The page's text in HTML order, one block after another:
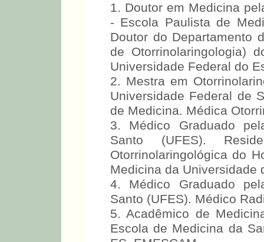
1. Doutor em Medicina
- Escola Paulista de
Doutor do Departamento
de Otorrinolaringologia)
Universidade Federal do
2. Mestra em
Universidade Federal de
de Medicina. Médica
3. Médico Graduado
Santo (UFES).
Otorrinolaringológica do
Medicina da Universidade
4. Médico Graduado
Santo (UFES). Médico
5. Acadêmico de
Escola de Medicina da